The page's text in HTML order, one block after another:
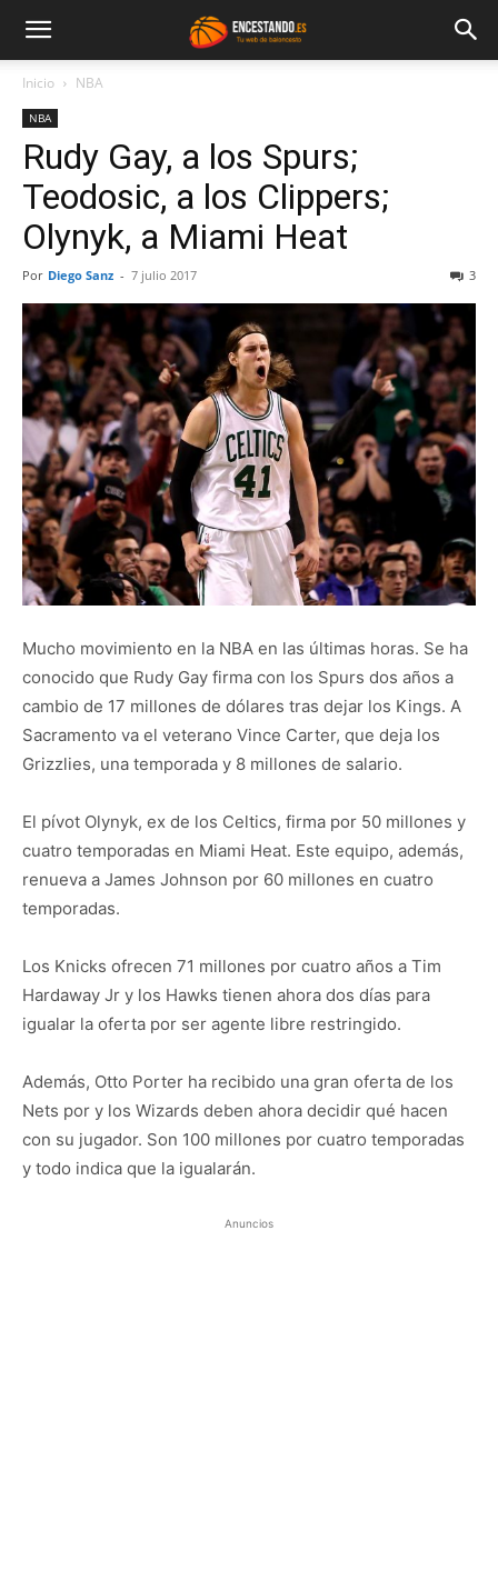
Inicio NBA
NBA
Rudy Gay, a los Spurs;
Teodosic, a los Clippers;
Olynyk, a Miami Heat
Por Diego Sanz - 7 julio 2017 3
Mucho movimiento en la NBA en las últimas horas. Se ha
conocido que Rudy Gay firma con los Spurs dos años a
cambio de 17 millones de dólares tras dejar los Kings. A
Sacramento va el veterano Vince Carter, que deja los
Grizzlies, una temporada y 8 millones de salario.
El pívot Olynyk, ex de los Celtics, firma por 50 millones y
cuatro temporadas en Miami Heat. Este equipo, además,
renueva a James Johnson por 60 millones en cuatro
temporadas.
Los Knicks ofrecen 71 millones por cuatro años a Tim
Hardaway Jr y los Hawks tienen ahora dos días para
igualar la oferta por ser agente libre restringido.
Además, Otto Porter ha recibido una gran oferta de los
Nets por y los Wizards deben ahora decidir qué hacen
con su jugador. Son 100 millones por cuatro temporadas
y todo indica que la igualarán.
Anuncios